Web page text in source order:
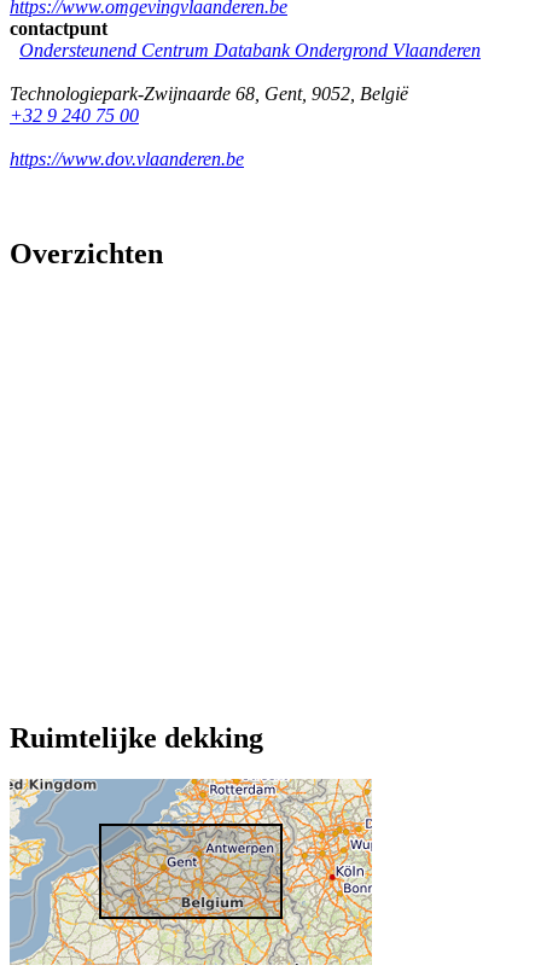
https://www.omgevingvlaanderen.be
contactpunt
Ondersteunend Centrum Databank Ondergrond Vlaanderen
Technologiepark-Zwijnaarde 68 Gent, 9052 België
+32 9 240 75 00
https://www.dov.vlaanderen.be
Overzichten
Ruimtelijke dekking